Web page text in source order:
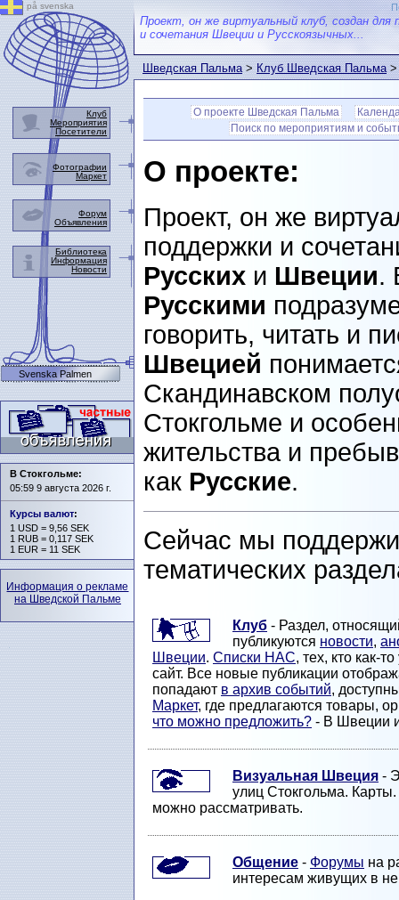
Проект, он же виртуальный клуб, создан для
и сочетания Швеции и Русскоязычных...
Шведская Пальма>Клуб Шведская Пальма>
О проекте Шведская Пальма
Поиск по мероприятиям и
О проекте:
Проект, он же
поддержки и
Русских и Швеции.
Русскими
говорить, читать и
Швецией
Скандинавском
Стокгольме и
жительства и
как Русские.
Сейчас мы
тематических
Клуб - Раздел,
публикуются новости,
Швеции. Списки НАС, тех, кто как-
сайт. Все новые публикации
попадают в архив событий,
Маркет, где предлагаются товары,
что можно предложить? - В Швеции и
Визуальная Швеция -
улиц Стокгольма.
можно рассматривать.
Общение - Форумы на
интересам живущих в
på svenska
Клуб
Мероприятия
Посетители
Фотографии
Маркет
Форум
Объявления
Библиотека
Информация
Новости
Svenska Palmen
В Стокгольме:
05:59 9 августа 2026 г.
Курсы валют:
1 USD = 9,56 SEK
1 RUB = 0,117 SEK
1 EUR = 11 SEK
Информация о рекламе
на Шведской Пальме